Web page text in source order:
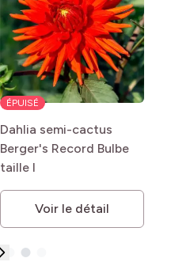
ÉPUISÉ
Dahlia semi-cactus
Berger's Record Bulbe
taille I
Voir le détail